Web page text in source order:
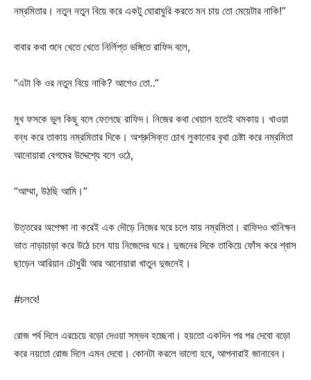
নম্রমিতার। নতুন নতুন বিয়ে করে একটু ঘোরাঘুরি করতে মন চায় তো মেয়েটার নাকি!”
বাবার কথা শুনে খেতে খেতে নির্লিপ্ত ভঙ্গিতে রাফিদ বলে,
“এটা কি ওর নতুন বিয়ে নাকি? আগেও তো..”
মুখ ফসকে ভুল কিছু বলে ফেলেছে রাফিদ। নিজের কথা খেয়াল হতেই থমকায়। খাওয়া
বন্ধ করে তাকায় নম্রমিতার দিকে। অশ্রুসিক্ত চোখ লুকানোর বৃথা চেষ্টা করে নম্রমিতা
আনোয়ারা বেগমের উদ্দেশ্যে বলে ওঠে,
“আম্মা, উঠছি আমি।”
উত্তরের অপেক্ষা না করেই এক দৌড়ে নিজের ঘরে চলে যায় নম্রমিতা। রাফিদও খানিক্ষন
ভাত নাড়াচাড়া করে উঠে চলে যায় নিজেদের ঘরে। দুজনের দিকে তাকিয়ে ফোঁস করে শ্বাস
ছাড়েন আরিয়ান চৌধুরী আর আনোয়ারা খাতুন দুজনেই।
#চলবে!
রোজ পর্ব দিলে এরচেয়ে বড়ো দেওয়া সম্ভব হচ্ছেনা। হয়তো একদিন পর পর দেবো বড়ো
করে নয়তো রোজ দিলে এমন দেবো। কোনটা করলে ভালো হবে, আপনারাই জানাবেন।